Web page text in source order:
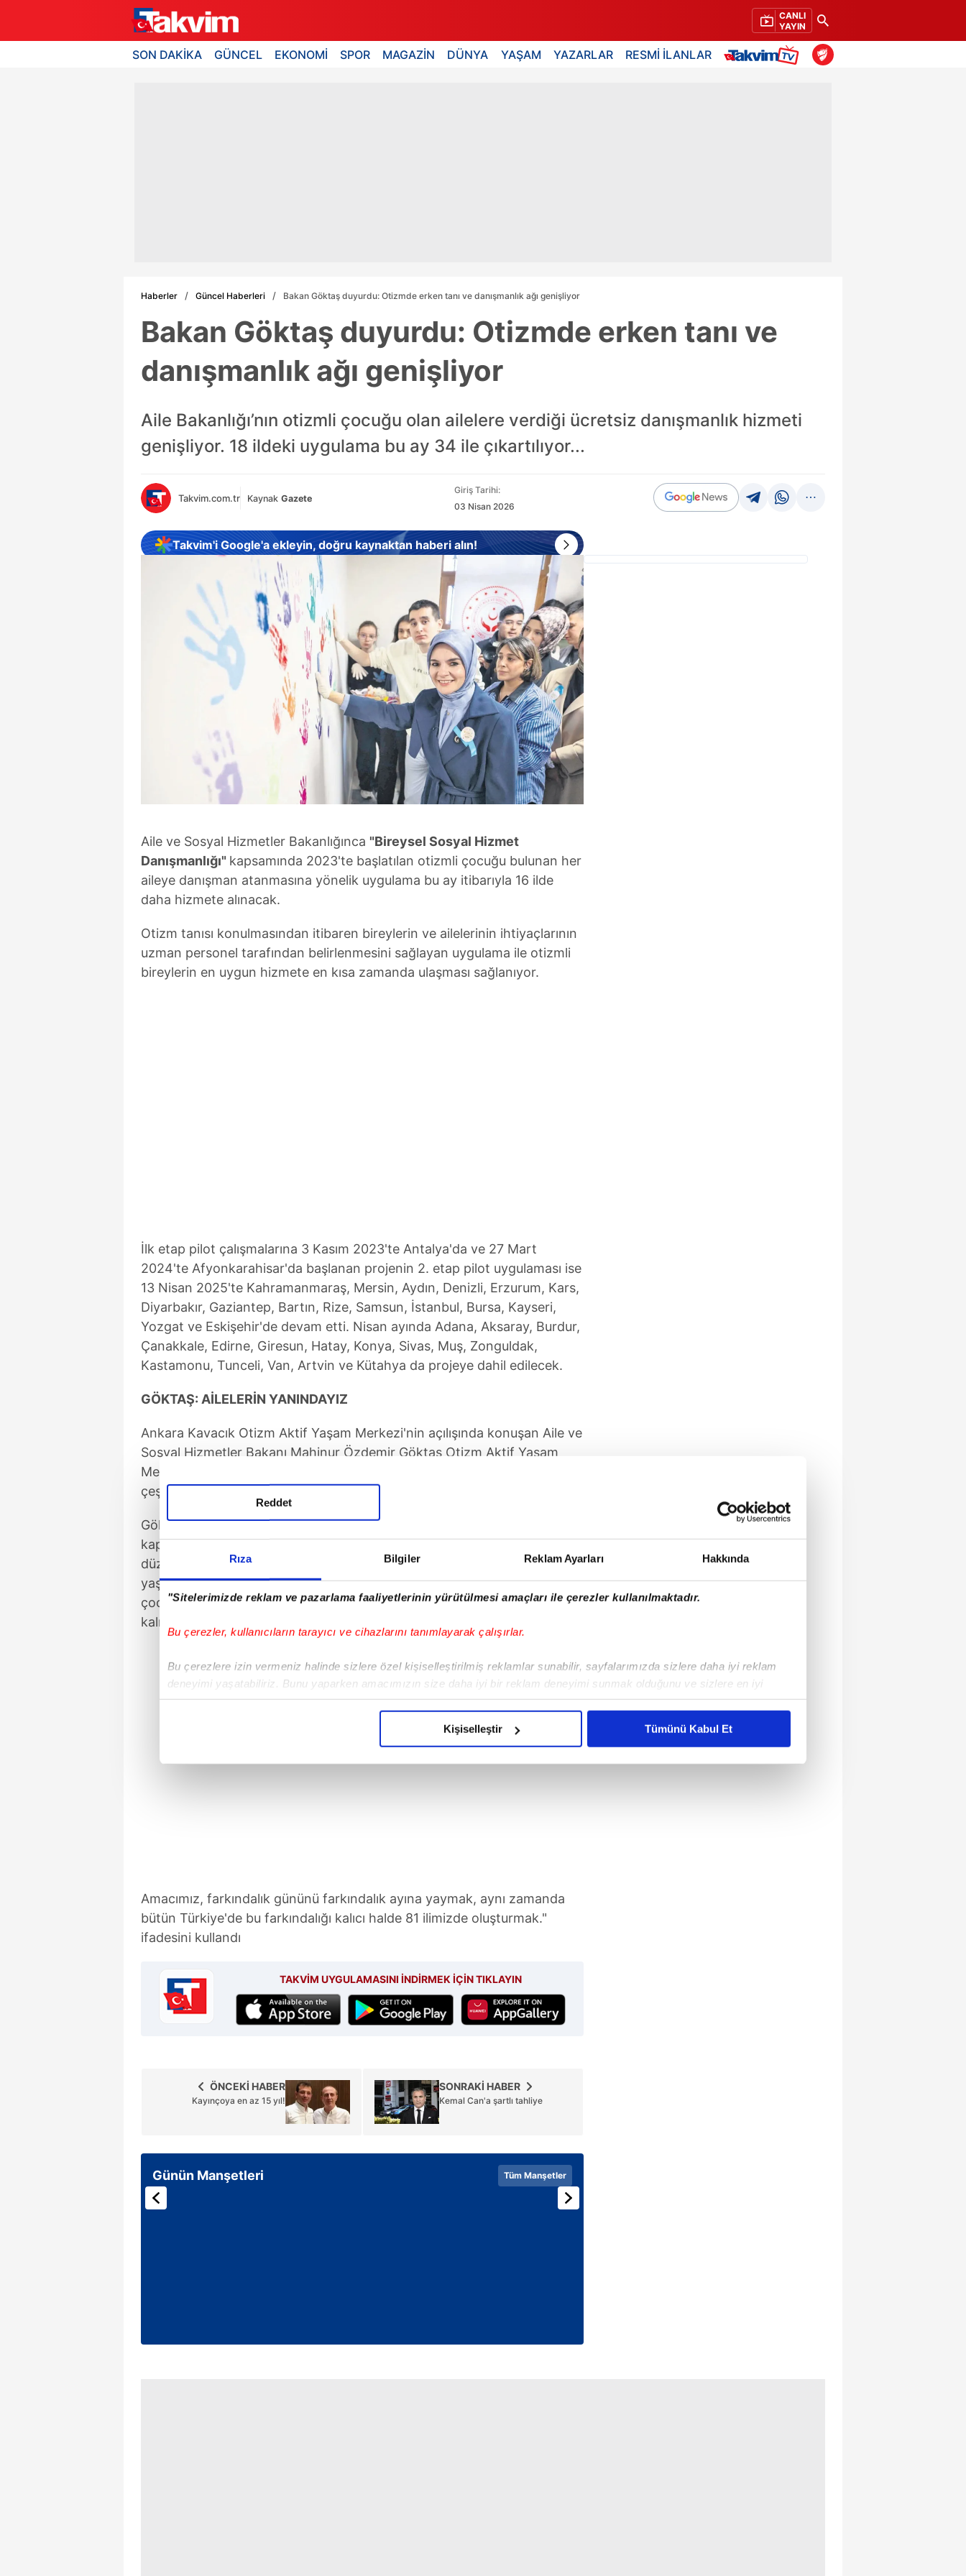
Rıza Bilgiler Reklam Ayarları Hakkında
"Sitelerimizde reklam ve pazarlama faaliyetlerinin yürütülmesi amaçları ile çerezler kullanılmaktadır.
Bu çerezler, kullanıcıların tarayıcı ve cihazlarını tanımlayarak çalışırlar.
Bu çerezlere izin vermeniz halinde sizlere özel kişiselleştirilmiş reklamlar sunabilir, sayfalarımızda sizlere daha iyi reklam
deneyimi yaşatabiliriz. Bunu yaparken amacımızın size daha iyi bir reklam deneyimi sunmak olduğunu ve sizlere en iyi
içerikleri sunabilmek adına elimizden gelen çabayı gösterdiğimizi ve bu noktada, reklamların maliyetlerimizi karşılamak
6698 sayılı Kişisel Verilerin Korunması Kanunu uyarınca hazırlanmış Aydınlatma Metnimizi okumak ve sitemizde ilgili
mevzuata uygun olarak kullanılan çerezlerle ilgili bilgi almak için lütfen
Reddet
Kişiselleştir Tümünü Kabul Et
CANLI
YAYIN
SON DAKİKA GÜNCEL EKONOMİ SPOR MAGAZİN DÜNYA YAŞAM YAZARLAR RESMİ İLANLAR
Haberler Güncel Haberleri Bakan Göktaş duyurdu: Otizmde erken tanı ve danışmanlık ağı genişliyor
Bakan Göktaş duyurdu: Otizmde erken tanı ve
danışmanlık ağı genişliyor
Aile Bakanlığı’nın otizmli çocuğu olan ailelere verdiği ücretsiz danışmanlık hizmeti
genişliyor. 18 ildeki uygulama bu ay 34 ile çıkartılıyor...
Takvim.com.tr Kaynak Gazete
Giriş Tarihi:
03 Nisan 2026
Takvim'i Google'a ekleyin, doğru kaynaktan haberi alın!
Aile ve Sosyal Hizmetler Bakanlığınca "Bireysel Sosyal Hizmet
Danışmanlığı" kapsamında 2023'te başlatılan otizmli çocuğu bulunan her
aileye danışman atanmasına yönelik uygulama bu ay itibarıyla 16 ilde
daha hizmete alınacak.
Otizm tanısı konulmasından itibaren bireylerin ve ailelerinin ihtiyaçlarının
uzman personel tarafından belirlenmesini sağlayan uygulama ile otizmli
bireylerin en uygun hizmete en kısa zamanda ulaşması sağlanıyor.
İlk etap pilot çalışmalarına 3 Kasım 2023'te Antalya'da ve 27 Mart
2024'te Afyonkarahisar'da başlanan projenin 2. etap pilot uygulaması ise
13 Nisan 2025'te Kahramanmaraş, Mersin, Aydın, Denizli, Erzurum, Kars,
Diyarbakır, Gaziantep, Bartın, Rize, Samsun, İstanbul, Bursa, Kayseri,
Yozgat ve Eskişehir'de devam etti. Nisan ayında Adana, Aksaray, Burdur,
Çanakkale, Edirne, Giresun, Hatay, Konya, Sivas, Muş, Zonguldak,
Kastamonu, Tunceli, Van, Artvin ve Kütahya da projeye dahil edilecek.
GÖKTAŞ: AİLELERİN YANINDAYIZ
Ankara Kavacık Otizm Aktif Yaşam Merkezi'nin açılışında konuşan Aile ve
Sosyal Hizmetler Bakanı Mahinur Özdemir Göktaş Otizm Aktif Yaşam
Merkezi'nin, aileleri ve çocukları güçlendirdiğini belirterek, Türkiye'nin
çeşitli yerlerinde bu merkezleri açmaya devam edeceklerini bildirdi.
Göktaş, erken tanının tedavi açısından önemine işaret ederek, bu
kapsamda sosyal medyada"Erken Fark Et"başlığıyla kampanya
düzenlediklerini belirtti. Bakan Göktaş, erken tanıyla çocukların günlük
yaşamlarının güçlendirildiğini vurgulayarak, "Bu süreçte ailelerimizin,
çocuklarımızın yanında olmaya ve otizmde özellikle bütün Türkiye'de
kalıcı halde farkındalığı yaratmaya yönelik çalışmalarımızı sürdüreceğiz.
Amacımız, farkındalık gününü farkındalık ayına yaymak, aynı zamanda
bütün Türkiye'de bu farkındalığı kalıcı halde 81 ilimizde oluşturmak."
ifadesini kullandı
TAKVİM UYGULAMASINI İNDİRMEK İÇİN TIKLAYIN
SONRAKİ HABER
Kemal Can'a şartlı tahliye
ÖNCEKİ HABER
Kayınçoya en az 15 yıl!
Günün Manşetleri Tüm Manşetler